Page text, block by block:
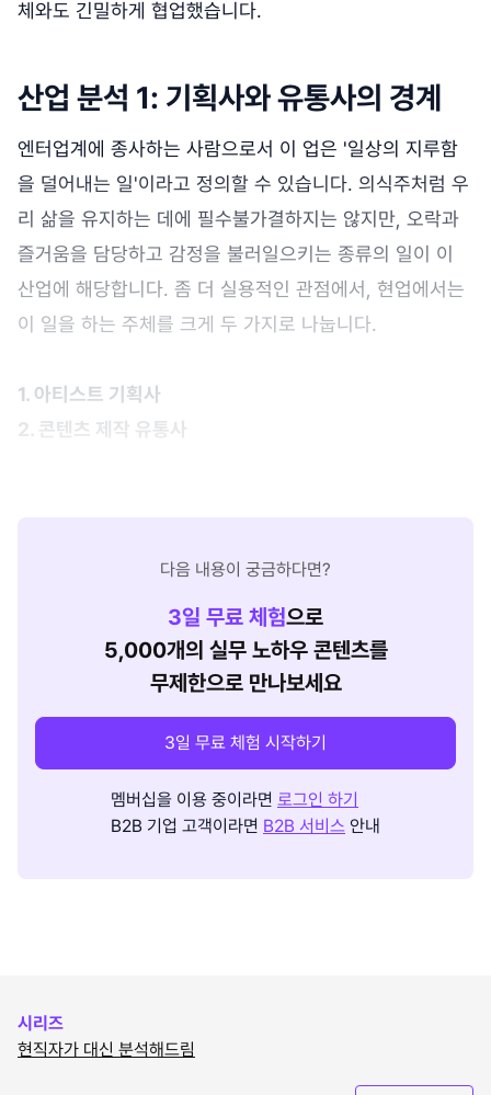
체와도 긴밀하게 협업했습니다.
산업 분석 1: 기획사와 유통사의 경계
엔터업계에 종사하는 사람으로서 이 업은 '일상의 지루함
을 덜어내는 일'이라고 정의할 수 있습니다. 의식주처럼 우
리 삶을 유지하는 데에 필수불가결하지는 않지만, 오락과
즐거움을 담당하고 감정을 불러일으키는 종류의 일이 이
산업에 해당합니다. 좀 더 실용적인 관점에서, 현업에서는
이 일을 하는 주체를 크게 두 가지로 나눕니다.
1. 아티스트 기획사
2. 콘텐츠 제작 유통사
다음 내용이 궁금하다면?
3일 무료 체험으로
5,000개의 실무 노하우 콘텐츠를
무제한으로 만나보세요
3일 무료 체험 시작하기
멤버십을 이용 중이라면 로그인 하기
B2B 기업 고객이라면 B2B 서비스 안내
시리즈
현직자가 대신 분석해드림